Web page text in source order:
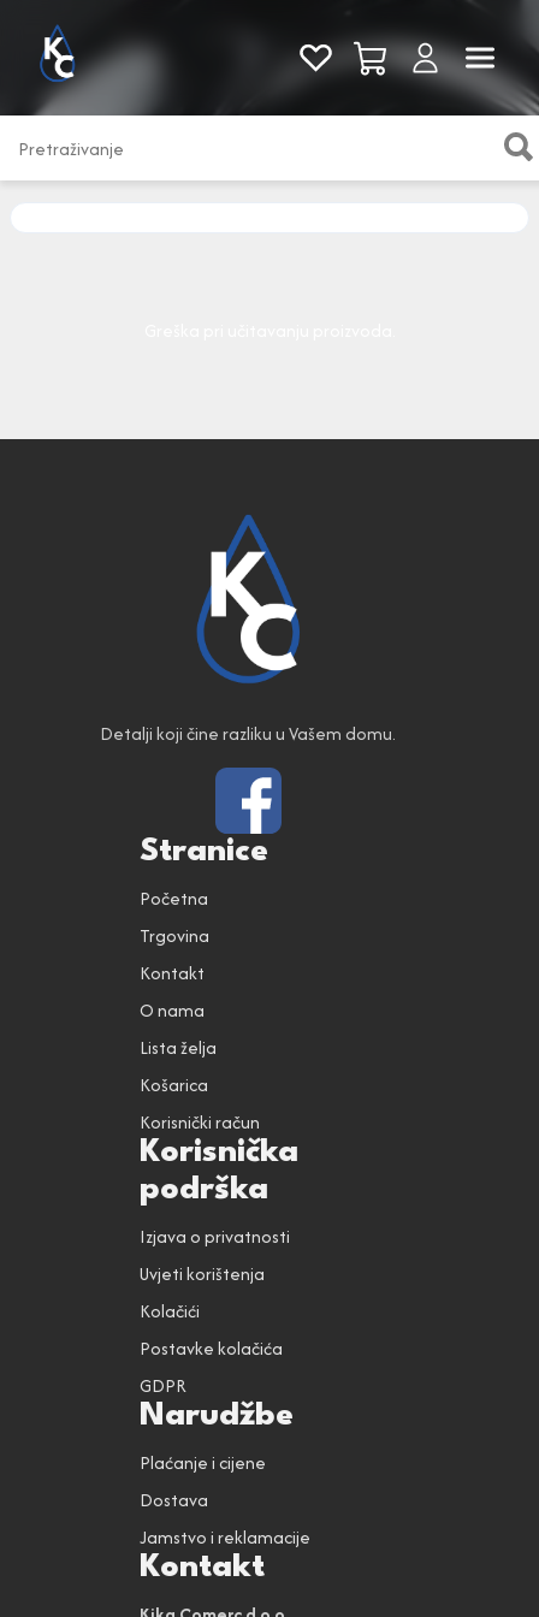
Pogledaj sve
Detalji koji čine razliku u Vašem domu.
Stranice
Početna
Trgovina
Kontakt
O nama
Lista želja
Košarica
Korisnički račun
Korisnička
podrška
Izjava o privatnosti
Uvjeti korištenja
Kolačići
Postavke kolačića
GDPR
Narudžbe
Plaćanje i cijene
Dostava
Jamstvo i reklamacije
Kontakt